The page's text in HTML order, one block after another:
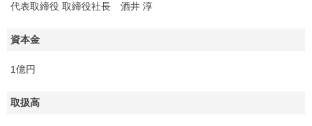
代表取締役 取締役社長 酒井 淳
資本金
1億円
取扱高